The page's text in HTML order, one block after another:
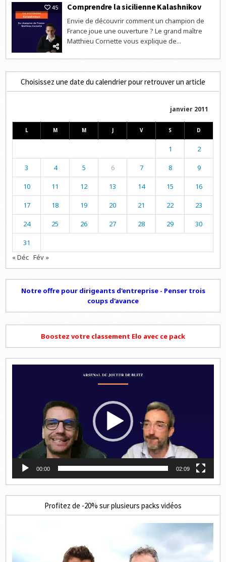
45 Comprendre la sicilienne Kalashnikov
Envie de découvrir comment un champion de
France joue une ouverture ? Le grand maître
Matthieu Cornette vous explique de...
Choisissez une date du calendrier pour retrouver un article
janvier 2011
L M M J V S D
1 2
3 4 5 6 7 8 9
10 11 12 13 14 15 16
17 18 19 20 21 22 23
24 25 26 27 28 29 30
31
« Déc Fév »
Notre offre pour dirigeants d'entreprise - Penser trois
coups d'avance
Boostez votre classement Elo avec ce pack
00:00 02:09
Profitez de -20% sur plusieurs packs vidéos